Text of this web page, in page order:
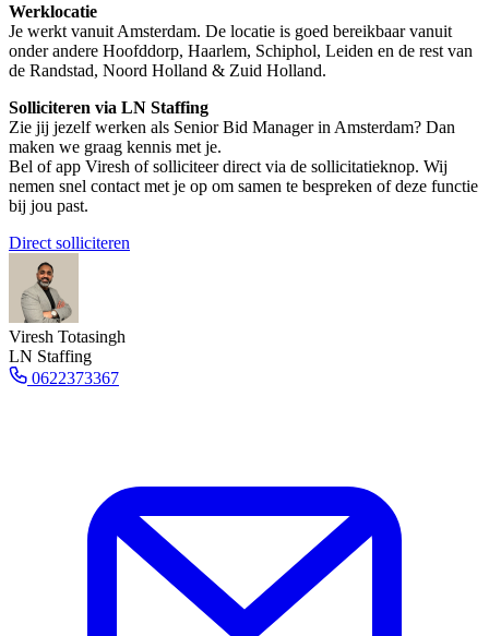
Werklocatie
Je werkt vanuit Amsterdam. De locatie is goed bereikbaar vanuit
onder andere Hoofddorp, Haarlem, Schiphol, Leiden en de rest van
de Randstad, Noord Holland & Zuid Holland.
Solliciteren via LN Staffing
Zie jij jezelf werken als Senior Bid Manager in Amsterdam? Dan
maken we graag kennis met je.
Bel of app Viresh of solliciteer direct via de sollicitatieknop. Wij
nemen snel contact met je op om samen te bespreken of deze functie
bij jou past.
Direct solliciteren
Viresh Totasingh
LN Staffing
0622373367